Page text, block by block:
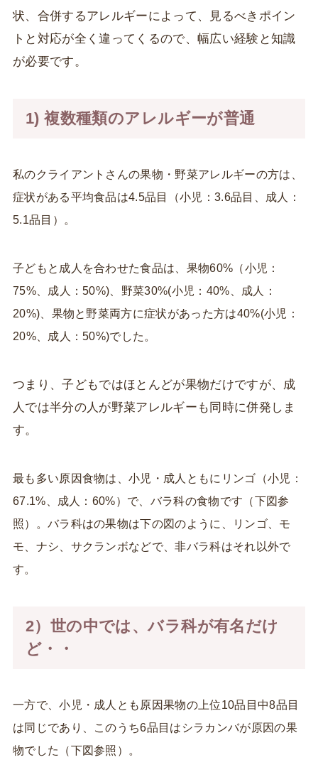
状、合併するアレルギーによって、見るべきポイン
トと対応が全く違ってくるので、幅広い経験と知識
が必要です。
1) 複数種類のアレルギーが普通
私のクライアントさんの果物・野菜アレルギーの方は、
症状がある平均食品は4.5品目（小児：3.6品目、成人：
5.1品目）。
子どもと成人を合わせた食品は、果物60%（小児：
75%、成人：50%)、野菜30%(小児：40%、成人：
20%)、果物と野菜両方に症状があった方は40%(小児：
20%、成人：50%)でした。
つまり、子どもではほとんどが果物だけですが、成
人では半分の人が野菜アレルギーも同時に併発しま
す。
最も多い原因食物は、小児・成人ともにリンゴ（小児：
67.1%、成人：60%）で、バラ科の食物です（下図参
照）。 バラ科はの果物は下の図のように、リンゴ、モ
モ、ナシ、サクランボなどで、非バラ科はそれ以外で
す。
2）世の中では、バラ科が有名だけ
ど・・
一方で、小児・成人とも原因果物の上位10品目中8品目
は同じであり、このうち6品目はシラカンバが原因の果
物でした（下図参照）。